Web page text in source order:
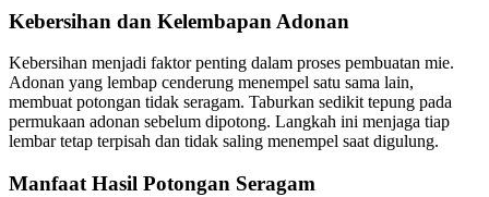
Kebersihan dan Kelembapan Adonan
Kebersihan menjadi faktor penting dalam proses pembuatan mie.
Adonan yang lembap cenderung menempel satu sama lain,
membuat potongan tidak seragam. Taburkan sedikit tepung pada
permukaan adonan sebelum dipotong. Langkah ini menjaga tiap
lembar tetap terpisah dan tidak saling menempel saat digulung.
Manfaat Hasil Potongan Seragam